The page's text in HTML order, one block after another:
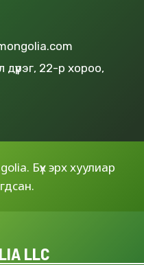
22-р хороо,
Бүх эрх хуулиар
LLC